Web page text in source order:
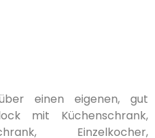
einen eigenen, gut
mit Küchenschrank,
Einzelkocher,